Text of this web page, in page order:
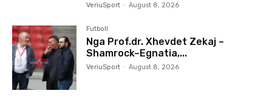
VeriuSport - August 8, 2026
Futboll
Nga Prof.dr. Xhevdet Zekaj –
Shamrock–Egnatia,...
VeriuSport - August 8, 2026